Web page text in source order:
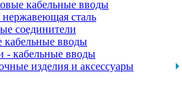
кабельные вводы
нержавеющая сталь
соединители
кабельные вводы
- кабельные вводы
изделия и аксессуары